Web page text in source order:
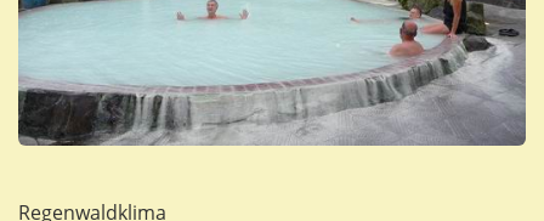
Regenwaldklima